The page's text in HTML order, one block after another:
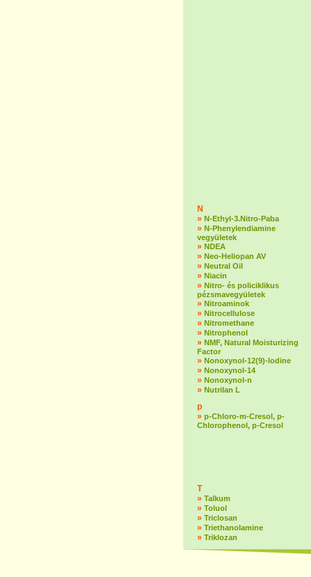
N
» N-Ethyl-3.Nitro-Paba
» N-Phenylendiamine
vegyületek
» NDEA
» Neo-Heliopan AV
» Neutral Oil
» Niacin
» Nitro- és policiklikus
pézsmavegyületek
» Nitroaminok
» Nitrocellulose
» Nitromethane
» Nitrophenol
» NMF, Natural Moisturizing
Factor
» Nonoxynol-12(9)-lodine
» Nonoxynol-14
» Nonoxynol-n
» Nutrilan L
p
» p-Chloro-m-Cresol, p-
Chlorophenol, p-Cresol
T
» Talkum
» Toluol
» Triclosan
» Triethanolamine
» Triklozan